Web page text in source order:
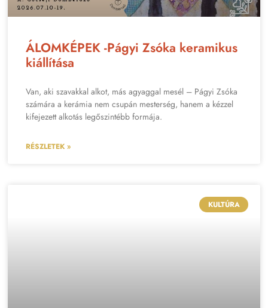
ÁLOMKÉPEK -Págyi Zsóka keramikus
kiállítása
Van, aki szavakkal alkot, más agyaggal mesél – Págyi Zsóka
számára a kerámia nem csupán mesterség, hanem a kézzel
kifejezett alkotás legőszintébb formája.
RÉSZLETEK »
KULTÚRA